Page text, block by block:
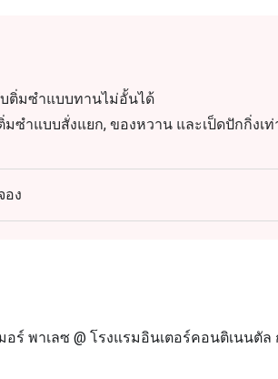
ติ่มซำแบบทานไม่อั้นได้
มซำแบบสั่งแยก, ของหวาน และเป็ดปักกิ่งเ
Bangkok ให้บริการอาหารประเภท
งกงแบบดั้งเดิม โดยมีทั้งเมนู A La Carte,
ารแต่งกายเป็นแบบชุดลำลองสุภาพ (Smart
@ Intercontinental Bangkok? A: ร้า
ามารถเดินทางมาได้สะดวกด้วย BTS สถา
อง
ร์ พาเลซ @ โรงแรมอินเตอร์คอนติเนนตัล